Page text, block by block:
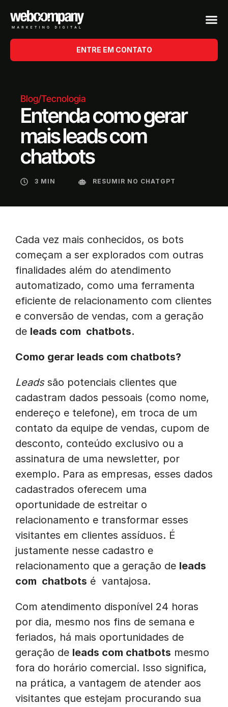
ENTRE EM CONTATO
Blog/Tecnologia
Entenda como gerar
mais leads com
chatbots
3 MIN RESUMIR NO CHATGPT
Cada vez mais conhecidos, os bots
começam a ser explorados com outras
finalidades além do atendimento
automatizado, como uma ferramenta
eficiente de relacionamento com clientes
e conversão de vendas, com a geração
de leads com chatbots.
Como gerar leads com chatbots?
Leads são potenciais clientes que
cadastram dados pessoais (como nome,
endereço e telefone), em troca de um
contato da equipe de vendas, cupom de
desconto, conteúdo exclusivo ou a
assinatura de uma newsletter, por
exemplo. Para as empresas, esses dados
cadastrados oferecem uma
oportunidade de estreitar o
relacionamento e transformar esses
visitantes em clientes assíduos. É
justamente nesse cadastro e
relacionamento que a geração de leads
com chatbots é vantajosa.
Com atendimento disponível 24 horas
por dia, mesmo nos fins de semana e
feriados, há mais oportunidades de
geração de leads com chatbots mesmo
fora do horário comercial. Isso significa,
na prática, a vantagem de atender aos
visitantes que estejam procurando sua